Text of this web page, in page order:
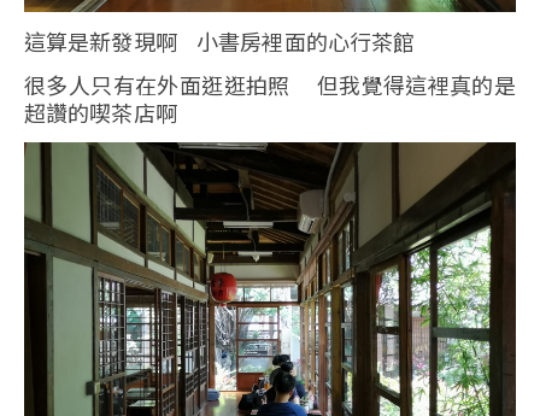
這算是新發現啊 小書房裡面的心行茶館
很多人只有在外面逛逛拍照 但我覺得這裡真的是
超讚的喫茶店啊